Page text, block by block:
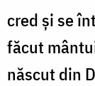
cred şi se
făcut
născut din